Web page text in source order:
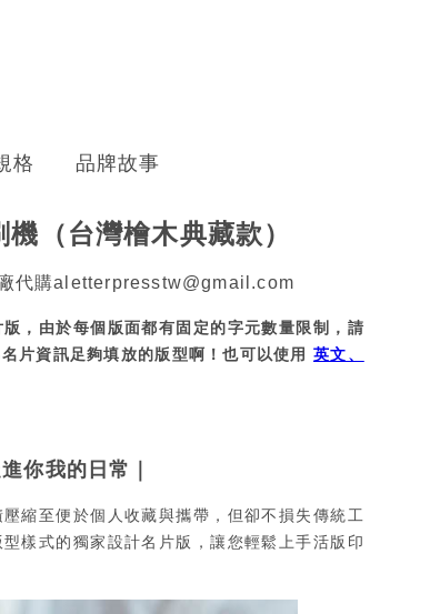
格 品牌故事
（台灣檜木典藏款）
代購aletterpresstw@gmail.com
，由於每個版面都有固定的字元數量限制，請
片資訊足夠填放的版型啊！也可以使用英文、
你我的日常｜
縮至便於個人收藏與攜帶，但卻不損失傳統工
樣式的獨家設計名片版，讓您輕鬆上手活版印